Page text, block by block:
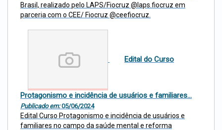
Brasil, realizado pelo LAPS/Fiocruz @laps.fiocruz em
parceria com o CEE/ Fiocruz @ceefiocruz.
Edital do Curso
Protagonismo e incidência de usuários e familiares...
Publicado em:05/06/2024
Edital Curso Protagonismo e incidência de usuários e
familiares no campo da saúde mental e reforma